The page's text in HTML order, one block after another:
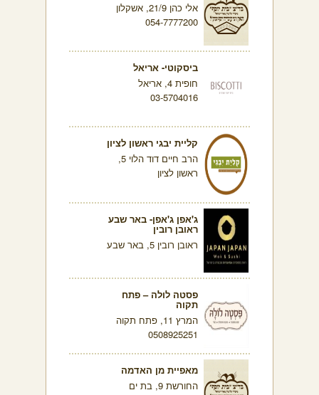
אלי כהן 21/9, אשקלון
054-7777200
ביסקוטי- אריאל
חופית 4, אריאל
03-5704016
קליית יבגי ראשון לציון
הרב חיים דוד הלוי 5,
ראשון לציון
ג'אפן ג'אפן- באר שבע
ראובן רובין
ראובן רובין 5, באר שבע
פסטה לולה – פתח
תקוה
המרץ 11, פתח תקוה
0508925251
מאפיית מן האדמה
החורשת 9, בת ים